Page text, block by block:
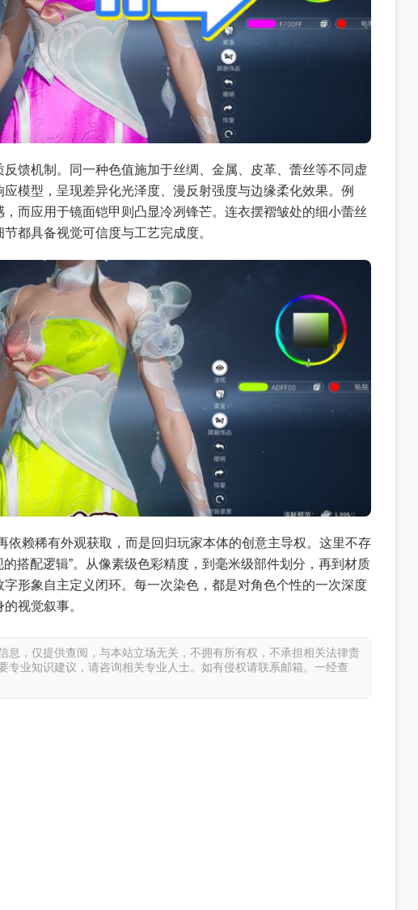
馈机制。同一种色值施加于丝绸、金属、皮革、蕾丝等不同虚
模型，呈现差异化光泽度、漫反射强度与边缘柔化效果。例
而应用于镜面铠甲则凸显冷冽锋芒。连衣摆褶皱处的细小蕾丝
都具备视觉可信度与工艺完成度。
依赖稀有外观获取，而是回归玩家本体的创意主导权。这里不存
的搭配逻辑”。从像素级色彩精度，到毫米级部件划分，再到材质
形象自主定义闭环。每一次染色，都是对角色个性的一次深度
视觉叙事。
息，仅提供查阅，与本站立场无关，不拥有所有权，不承担相关法律责
专业知识建议，请咨询相关专业人士。如有侵权请联系邮箱。一经查